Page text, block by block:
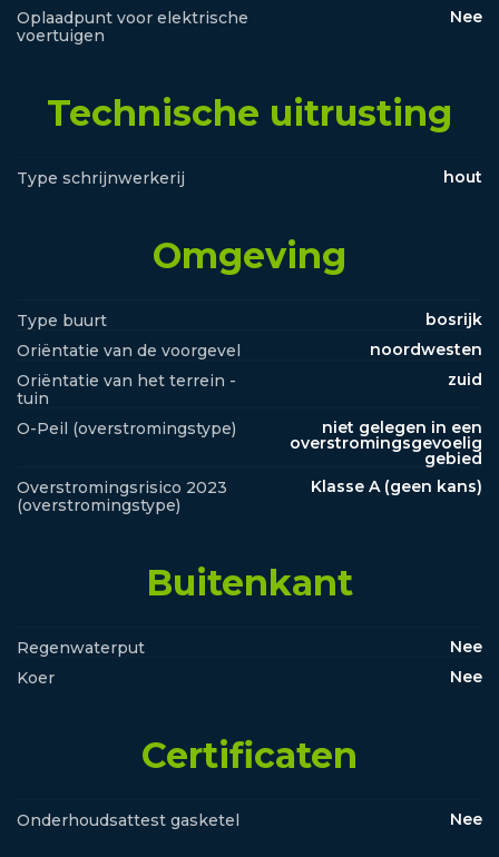
Oplaadpunt voor elektrische
voertuigen
Nee
Technische uitrusting
Type schrijnwerkerij hout
Omgeving
Type buurt
bosrijk
Oriëntatie van de voorgevel
noordwesten
Oriëntatie van het terrein -
tuin
zuid
O-Peil (overstromingstype) niet gelegen in een
overstromingsgevoelig
gebied
Overstromingsrisico 2023
(overstromingstype)
Klasse A (geen kans)
Buitenkant
Regenwaterput
Nee
Koer
Nee
Certificaten
Onderhoudsattest gasketel Nee